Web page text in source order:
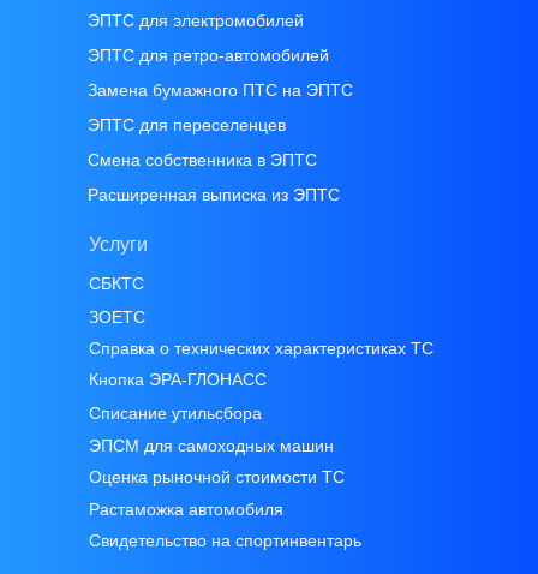
Услуги
СБКТС
ЗОЕТС
Справка о технических характеристиках ТС
Кнопка ЭРА-ГЛОНАСС
Списание утильсбора
ЭПСМ для самоходных машин
Оценка рыночной стоимости ТС
Растаможка автомобиля
Свидетельство на спортинвентарь
ЭПТС для электромобилей
ЭПТС для ретро-автомобилей
Замена бумажного ПТС на ЭПТС
ЭПТС для переселенцев
Смена собственника в ЭПТС
Расширенная выписка из ЭПТС